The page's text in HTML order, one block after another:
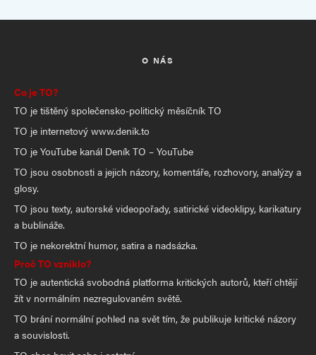
O NÁS
Co je TO?
TO je tištěný společensko-politický měsíčník TO
TO je internetový www.denik.to
TO je YouTube kanál Deník TO – YouTube
TO jsou osobnosti a jejich názory, komentáře, rozhovory, analýzy a
glosy.
TO jsou texty, autorské videopořady, satirické videoklipy, karikatury
a bublináže.
TO je nekorektní humor, satira a nadsázka.
Proč TO vzniklo?
TO je autentická svobodná platforma kritických autorů, kteří chtějí
žít v normálním nezregulovaném světě.
TO brání normální pohled na svět tím, že publikuje kritické názory
a souvislosti.